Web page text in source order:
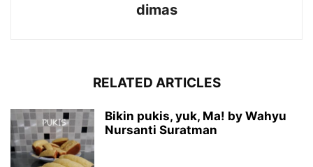
dimas
RELATED ARTICLES
Bikin pukis, yuk, Ma! by Wahyu
Nursanti Suratman